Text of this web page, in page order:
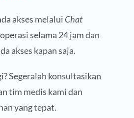
akses melalui Chat
selama 24 jam dan
akses kapan saja.
Segeralah konsultasikan
tim medis kami dan
yang tepat.